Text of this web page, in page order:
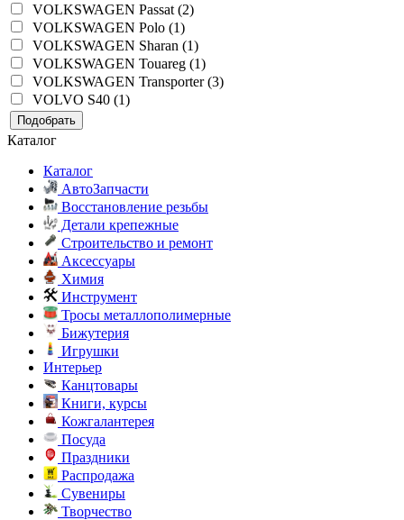
VOLKSWAGEN Passat (2)
VOLKSWAGEN Polo (1)
VOLKSWAGEN Sharan (1)
VOLKSWAGEN Touareg (1)
VOLKSWAGEN Transporter (3)
VOLVO S40 (1)
Подобрать
Каталог
Каталог
АвтоЗапчасти
Восстановление резьбы
Детали крепежные
Строительство и ремонт
Аксессуары
Химия
Инструмент
Тросы металлополимерные
Бижутерия
Игрушки
Интерьер
Канцтовары
Книги, курсы
Кожгалантерея
Посуда
Праздники
Распродажа
Сувениры
Творчество